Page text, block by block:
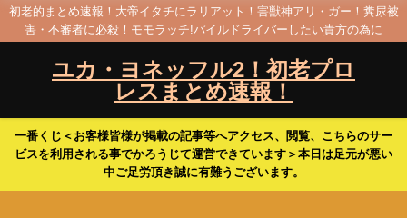
初老的まとめ速報！大帝イタチにラリアット！害獣神アリ・ガー！糞尿被
害・不審者に必殺！モモラッチ!パイルドライバーしたい貴方の為に
ユカ・ヨネッフル2！初老プロ
レスまとめ速報！
一番くじ＜お客様皆様が掲載の記事等へアクセス、閲覧、こちらのサー
ビスを利用される事でかろうじて運営できています＞本日は足元が悪い
中ご足労頂き誠に有難うございます。